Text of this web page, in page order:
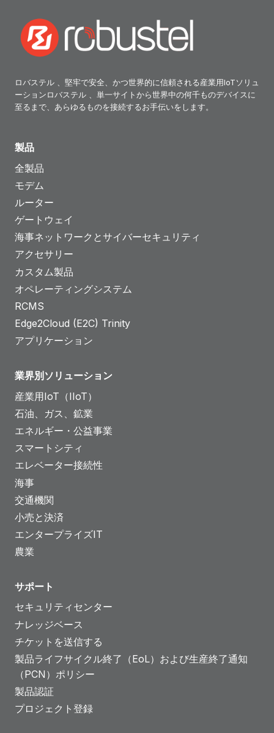
ロバステル 、堅牢で安全、かつ世界的に信頼される産業用IoTソリュ
ーションロバステル 、単一サイトから世界中の何千ものデバイスに
至るまで、あらゆるものを接続するお手伝いをします。
製品
全製品
モデム
ルーター
ゲートウェイ
海事ネットワークとサイバーセキュリティ
アクセサリー
カスタム製品
オペレーティングシステム
RCMS
Edge2Cloud (E2C) Trinity
アプリケーション
業界別ソリューション
産業用IoT（IIoT）
石油、ガス、鉱業
エネルギー・公益事業
スマートシティ
エレベーター接続性
海事
交通機関
小売と決済
エンタープライズIT
農業
サポート
セキュリティセンター
ナレッジベース
チケットを送信する
製品ライフサイクル終了（EoL）および生産終了通知
（PCN）ポリシー
製品認証
プロジェクト登録